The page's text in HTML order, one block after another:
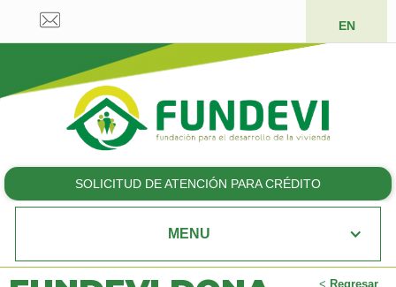
EN
SOLICITUD DE ATENCIÓN PARA CRÉDITO
MENU
< Regresar